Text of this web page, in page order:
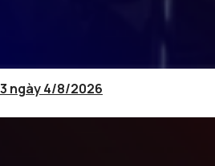
ngày 4/8/2026